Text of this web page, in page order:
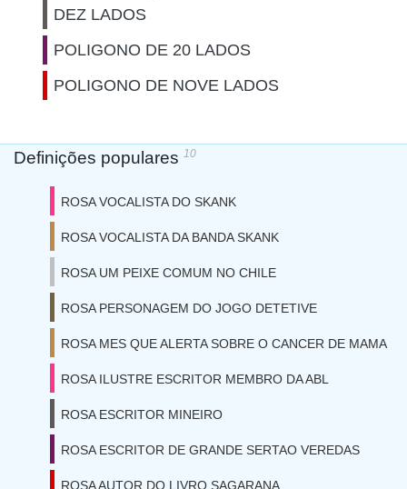
DEZ LADOS
POLIGONO DE 20 LADOS
POLIGONO DE NOVE LADOS
Definições populares 10
ROSA VOCALISTA DO SKANK
ROSA VOCALISTA DA BANDA SKANK
ROSA UM PEIXE COMUM NO CHILE
ROSA PERSONAGEM DO JOGO DETETIVE
ROSA MES QUE ALERTA SOBRE O CANCER DE MAMA
ROSA ILUSTRE ESCRITOR MEMBRO DA ABL
ROSA ESCRITOR MINEIRO
ROSA ESCRITOR DE GRANDE SERTAO VEREDAS
ROSA AUTOR DO LIVRO SAGARANA